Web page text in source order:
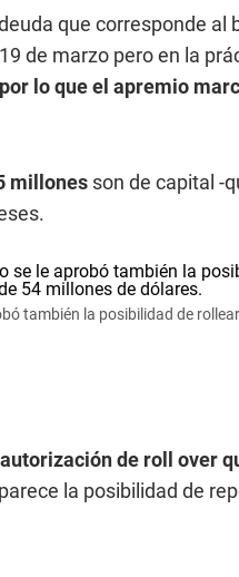
que corresponde al
de marzo pero en la
lo que el apremio
millones son de capital -
también la posibilidad de
autorización de roll over
la posibilidad de